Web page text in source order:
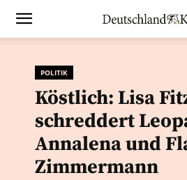
POLITIK
Köstlich: Lisa
schreddert
Annalena und
Zimmermann